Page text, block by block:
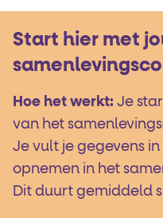
Start hier met
Hoe het werkt: Je
van het
Je vult je gegevens
opnemen in het
Dit duurt gemiddeld